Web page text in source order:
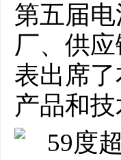
第五届
厂、供
表出席
产品和技